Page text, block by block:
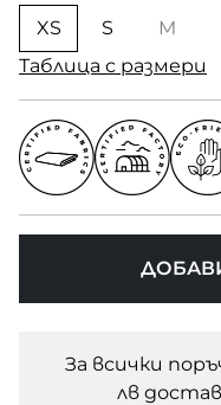
XS S M
Таблица с размери
За всички
лв